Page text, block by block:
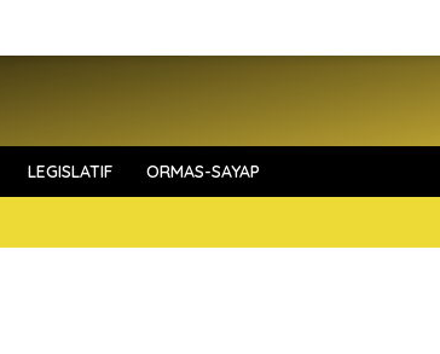
LEGISLATIF ORMAS-SAYAP